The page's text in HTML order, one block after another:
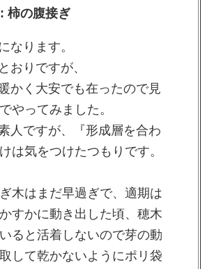
柿の腹接ぎ
なります。
おりですが、
かく大安でも在ったので見
やってみました。
人ですが、『形成層を合わ
は気をつけたつもりです。
木はまだ早過ぎで、適期は
すかに動き出した頃、穂木
ると活着しないので芽の動
して乾かないようにポリ袋